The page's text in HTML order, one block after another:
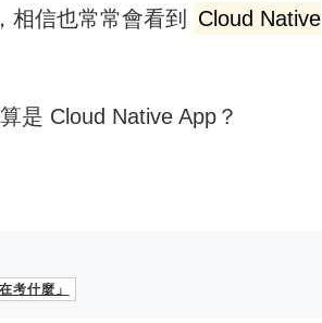
相信也常常會看到
Cloud Native
是 Cloud Native App？
考什麼」